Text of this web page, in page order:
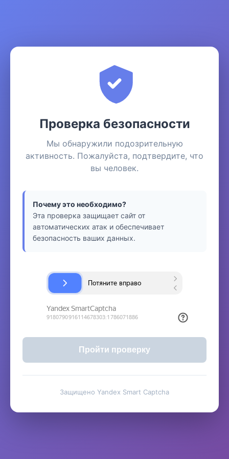
Проверка безопасности
Мы обнаружили подозрительную
активность. Пожалуйста, подтвердите, что
вы человек.
Почему это необходимо?
Эта проверка защищает сайт от
автоматических атак и обеспечивает
безопасность ваших данных.
Пройти проверку
Защищено Yandex Smart Captcha